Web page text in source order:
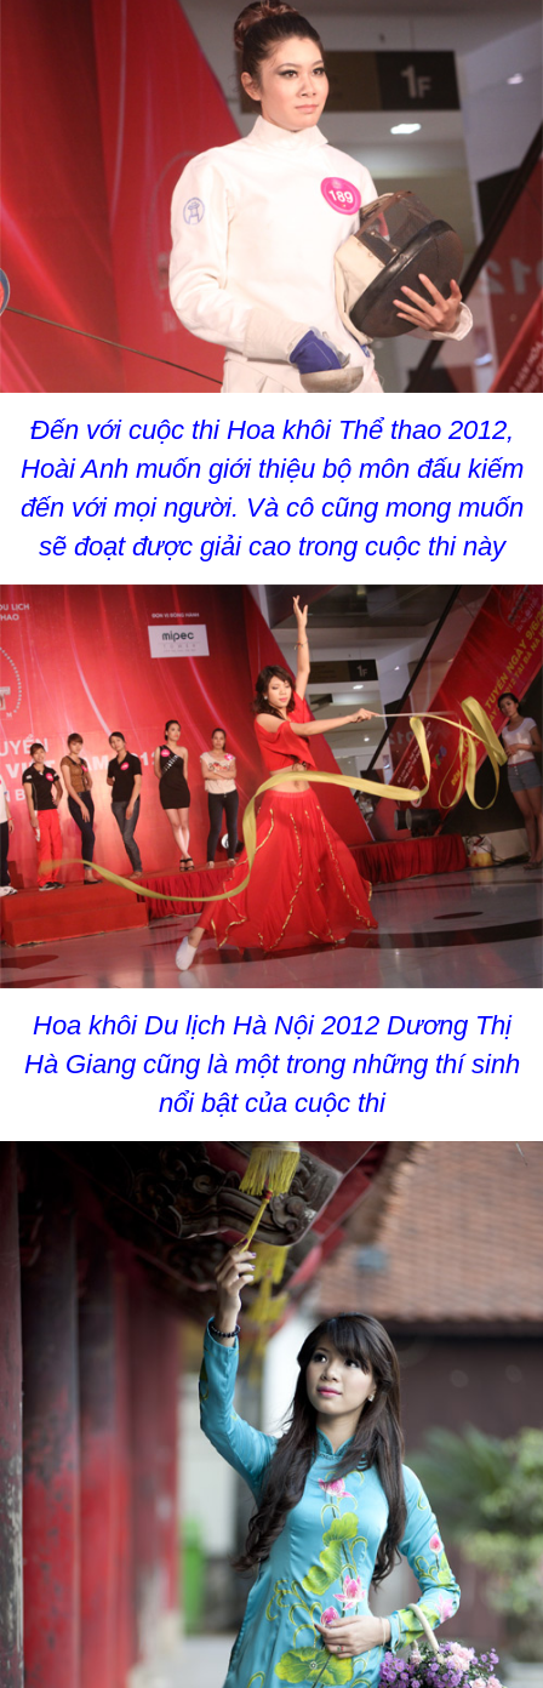
Đến với cuộc thi Hoa khôi Thể thao 2012,
Hoài Anh muốn giới thiệu bộ môn đấu kiếm
đến với mọi người. Và cô cũng mong muốn
sẽ đoạt được giải cao trong cuộc thi này
Hoa khôi Du lịch Hà Nội 2012 Dương Thị
Hà Giang cũng là một trong những thí sinh
nổi bật của cuộc thi